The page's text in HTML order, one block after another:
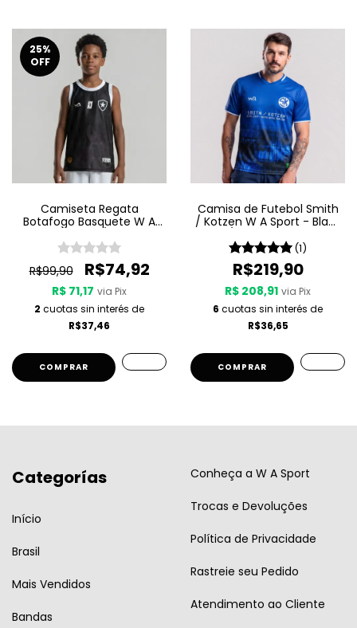
25%
OFF
Camiseta Regata
Botafogo Basquete W A
R$99,90 R$74,92
R$ 71,17 via Pix
2 cuotas sin interés de
R$37,46
COMPRAR
Camisa de Futebol Smith
/ Kotzen W A Sport - Black
(1)
R$219,90
R$ 208,91 via Pix
6 cuotas sin interés de
R$36,65
COMPRAR
Categorías
Início
Brasil
Mais Vendidos
Bandas
Conheça a W A Sport
Trocas e Devoluções
Política de Privacidade
Rastreie seu Pedido
Atendimento ao Cliente